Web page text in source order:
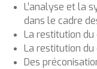
L’analyse et la
dans le cadre
La restitution
La restitution du
Des